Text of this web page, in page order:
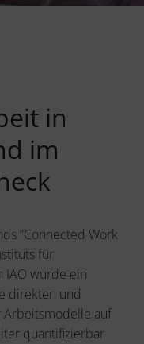
in
im
“Connected Work
für
IAO wurde ein
direkten und
auf
quantifizierbar